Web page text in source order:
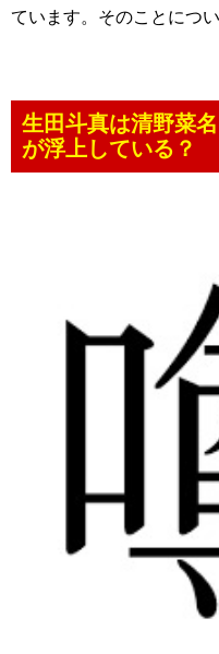
ています。そのことにつ
生田斗真は清野菜
が浮上している？